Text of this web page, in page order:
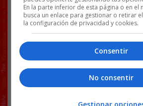
En la parte inferior de esta página o en el
busca un enlace para gestionar o retirar
la configuración de privacidad y cookies.
Consentir
No consentir